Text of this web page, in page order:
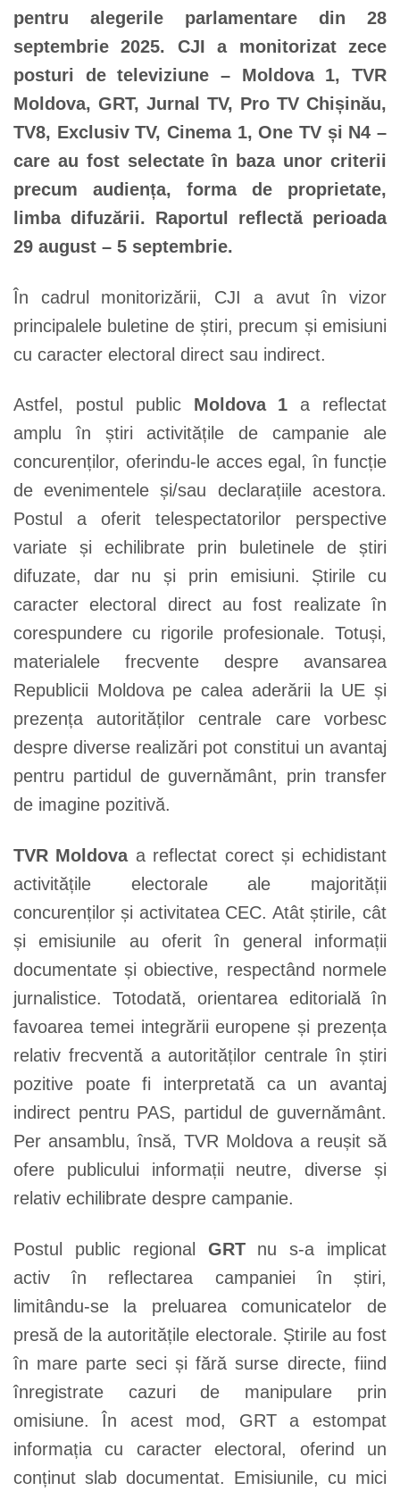
pentru alegerile parlamentare din 28
septembrie 2025. CJI a monitorizat zece
posturi de televiziune – Moldova 1, TVR
Moldova, GRT, Jurnal TV, Pro TV Chișinău,
TV8, Exclusiv TV, Cinema 1, One TV și N4 –
care au fost selectate în baza unor criterii
precum audiența, forma de proprietate,
limba difuzării. Raportul reflectă perioada
29 august – 5 septembrie.
În cadrul monitorizării, CJI a avut în vizor
principalele buletine de știri, precum și emisiuni
cu caracter electoral direct sau indirect.
Astfel, postul public Moldova 1 a reflectat
amplu în știri activitățile de campanie ale
concurenților, oferindu-le acces egal, în funcție
de evenimentele și/sau declarațiile acestora.
Postul a oferit telespectatorilor perspective
variate și echilibrate prin buletinele de știri
difuzate, dar nu și prin emisiuni. Știrile cu
caracter electoral direct au fost realizate în
corespundere cu rigorile profesionale. Totuși,
materialele frecvente despre avansarea
Republicii Moldova pe calea aderării la UE și
prezența autorităților centrale care vorbesc
despre diverse realizări pot constitui un avantaj
pentru partidul de guvernământ, prin transfer
de imagine pozitivă.
TVR Moldovaa reflectat corect și echidistant
activitățile electorale ale majorității
concurenților și activitatea CEC. Atât știrile, cât
și emisiunile au oferit în general informații
documentate și obiective, respectând normele
jurnalistice. Totodată, orientarea editorială în
favoarea temei integrării europene și prezența
relativ frecventă a autorităților centrale în știri
pozitive poate fi interpretată ca un avantaj
indirect pentru PAS, partidul de guvernământ.
Per ansamblu, însă, TVR Moldova a reușit să
ofere publicului informații neutre, diverse și
relativ echilibrate despre campanie.
Postul public regional GRTnu s-a implicat
activ în reflectarea campaniei în știri,
limitându-se la preluarea comunicatelor de
presă de la autoritățile electorale. Știrile au fost
în mare parte seci și fără surse directe, fiind
înregistrate cazuri de manipulare prin
omisiune. În acest mod, GRT a estompat
informația cu caracter electoral, oferind un
conținut slab documentat. Emisiunile, cu mici